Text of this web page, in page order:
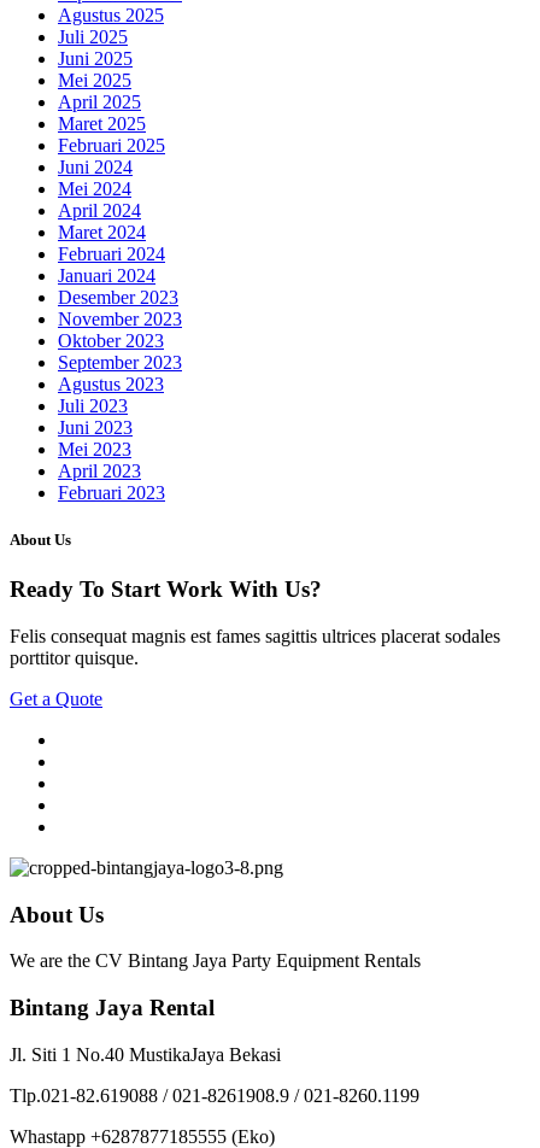
Agustus 2025
Juli 2025
Juni 2025
Mei 2025
April 2025
Maret 2025
Februari 2025
Juni 2024
Mei 2024
April 2024
Maret 2024
Februari 2024
Januari 2024
Desember 2023
November 2023
Oktober 2023
September 2023
Agustus 2023
Juli 2023
Juni 2023
Mei 2023
April 2023
Februari 2023
About Us
Ready To Start Work With Us?
Felis consequat magnis est fames sagittis ultrices placerat sodales
porttitor quisque.
Get a Quote
About Us
We are the CV Bintang Jaya Party Equipment Rentals
Bintang Jaya Rental
Jl. Siti 1 No.40 MustikaJaya Bekasi
Tlp.021-82.619088 / 021-8261908.9 / 021-8260.1199
Whastapp +6287877185555 (Eko)